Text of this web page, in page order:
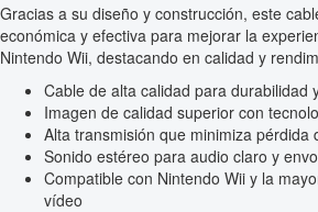
Gracias a su diseño y construcción, este
económica y efectiva para mejorar la
Nintendo Wii, destacando en calidad y
Cable de alta calidad para durabilidad
Imagen de calidad superior con
Alta transmisión que minimiza pérdida
Sonido estéreo para audio claro y
Compatible con Nintendo Wii y la
vídeo